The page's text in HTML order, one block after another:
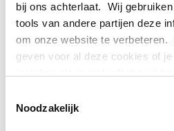
bij ons achterlaat. Wij
tools van andere partijen deze
om onze website te
geven voor al deze cookies of
partijen waarmee wij
Noodzakelijk
Hittevaste plaat/band
1.4828 koudgewalst
Selecteer uw maat